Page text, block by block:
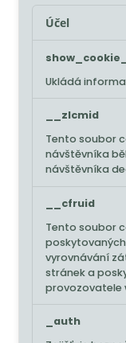
Účel
Ukládá
__zlcmid
Tento soubor
návštěvníka
návštěvníka
__cfruid
Tento soubor
vyrovnávání
stránek a
provozovatele
_auth